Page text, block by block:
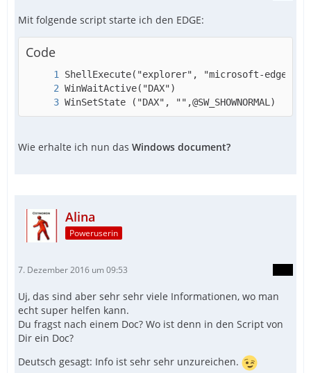
Mit folgende script starte ich den EDGE:
Code
WinSetState ("DAX", "",@SW_SHOWNORMAL)
Wie erhalte ich nun das Windows document?
Alina
Poweruserin
7. Dezember 2016 um 09:53
Uj, das sind aber sehr sehr viele Informationen, wo man
echt super helfen kann.
Du fragst nach einem Doc? Wo ist denn in den Script von
Dir ein Doc?
Deutsch gesagt: Info ist sehr sehr unzureichen.